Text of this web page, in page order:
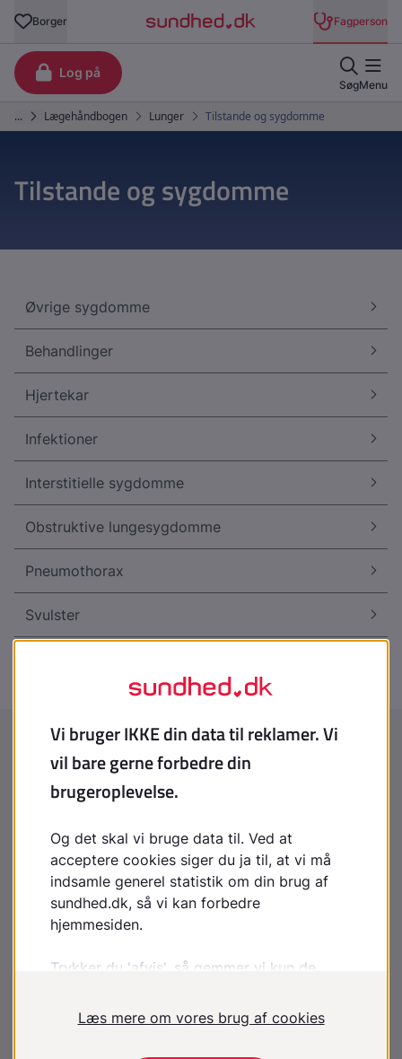
Tilstande og sygdomme
Øvrige sygdomme
Behandlinger
Hjertekar
Infektioner
Interstitielle sygdomme
Obstruktive lungesygdomme
Pneumothorax
Svulster